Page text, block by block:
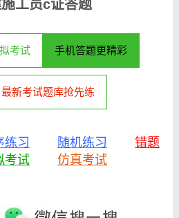
工员c证答题
考试 手机答题更精彩
新考试题库抢先练
练习 随机练习
错题
考试 仿真考试